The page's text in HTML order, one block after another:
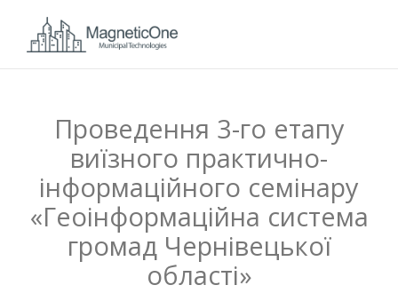
Проведення 3-го етапу
виїзного практично-
інформаційного семінару
«Геоінформаційна система
громад Чернівецької
області»